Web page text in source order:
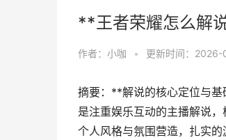
**王者荣耀怎么解
作者： 小咖 • 更新时间：2026-
摘要：**解说的核心定位与
是注重娱乐互动的主播解说
个人风格与氛围营造，扎实